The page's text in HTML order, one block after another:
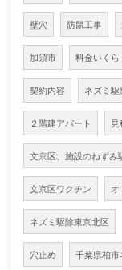
壁穴 防鼠工事
加須市 料金いくら
契約内容 ネズミ駆
２階建アパート
文京区、施設のねずみ
文京区ワクチン
ネズミ駆除東京北区
穴止め 千葉県柏